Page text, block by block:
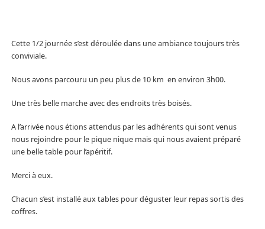
Cette 1/2 journée s’est déroulée dans une ambiance toujours très
conviviale.
Nous avons parcouru un peu plus de 10 km en environ 3h00.
Une très belle marche avec des endroits très boisés.
A l’arrivée nous étions attendus par les adhérents qui sont venus
nous rejoindre pour le pique nique mais qui nous avaient préparé
une belle table pour l’apéritif.
Merci à eux.
Chacun s’est installé aux tables pour déguster leur repas sortis des
coffres.